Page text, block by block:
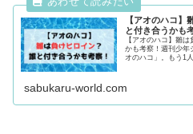
【アオのハコ】
と付き合うかも
【アオのハコ】雛
かも考察！週刊少年
オのハコ」。もう1
sabukaru-world.com